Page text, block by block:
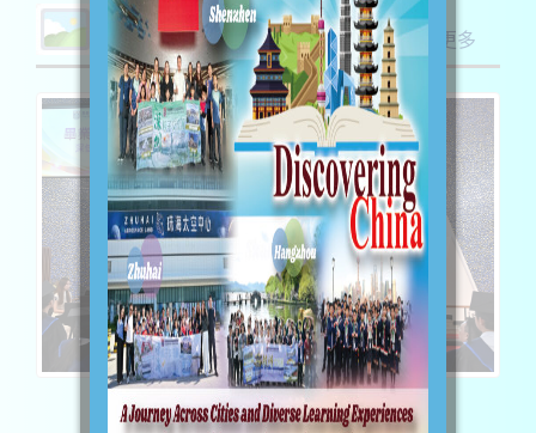
活動照片 更多
第62屆畢業典禮 (2026年7月4日)